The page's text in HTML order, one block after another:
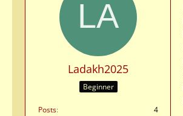
Ladakh2025
Beginner
Posts
4